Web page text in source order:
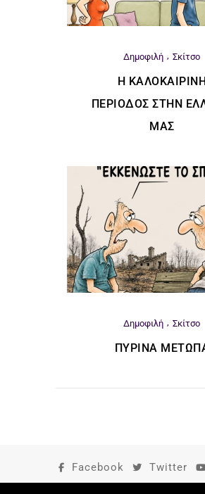
Δημοφιλή Σκίτσο
Η
ΠΕΡΊΟΔΟΣ ΣΤΗΝ
ΜΑΣ
Δημοφιλή Σκίτσο
ΠΎΡΙΝΑ
Facebook Twitter